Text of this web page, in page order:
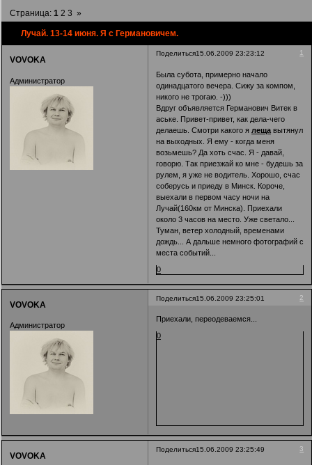
Лучай. 13-14 июня. Я с Германовичем.
Страница:1 2 3 »
Поделиться 1
15.06.2009 23:23:12
VOVOKA
Администратор
Была субота, примерно начало
одинадцатого вечера. Сижу за компом,
никого не трогаю. -)))
Вдруг объявляется Германович Витек в
аське. Привет-привет, как дела-чего
делаешь. Смотри какого я леща вытянул
на выходных. Я ему - когда меня
возьмешь? Да хоть счас. Я - давай,
говорю. Так приезжай ко мне - будешь за
рулем, я уже не водитель. Хорошо, счас
соберусь и приеду в Минск. Короче,
выехали в первом часу ночи на
Лучай(160км от Минска). Приехали
около 3 часов на место. Уже светало...
Туман, ветер холодный, временами
дождь... А дальше немного фотографий с
места событий...
0
Поделиться 2
15.06.2009 23:25:01
VOVOKA
Администратор
Приехали, переодеваемся...
0
Поделиться 3
15.06.2009 23:25:49
VOVOKA